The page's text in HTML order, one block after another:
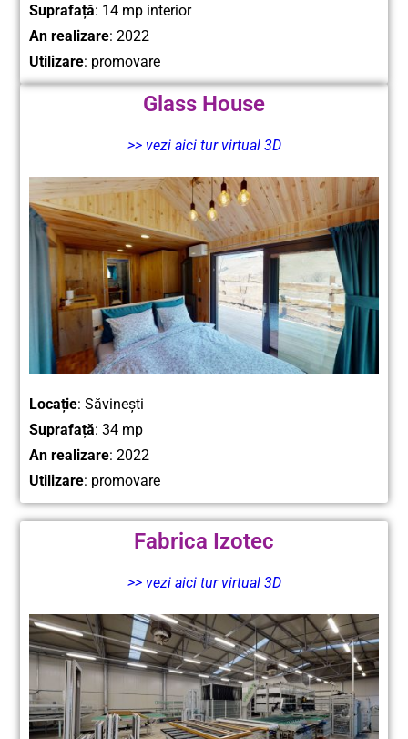
Suprafață: 14 mp interior
An realizare: 2022
Utilizare: promovare
Glass House
>> vezi aici tur virtual 3D
Locație: Săvinești
Suprafață: 34 mp
An realizare: 2022
Utilizare: promovare
Fabrica Izotec
>> vezi aici tur virtual 3D